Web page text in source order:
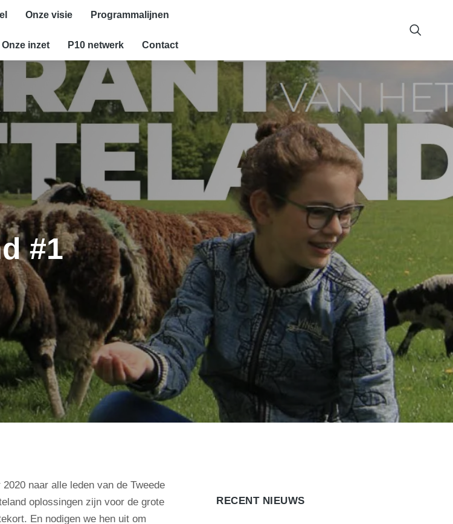
Onze visie Programmalijnen
Onze inzet P10 netwerk Contact
#1
naar alle leden van de Tweede
oplossingen zijn voor de grote
En nodigen we hen uit om
RECENT NIEUWS